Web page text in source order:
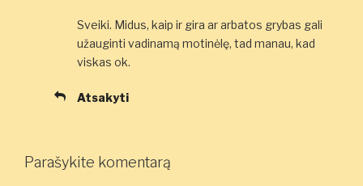
Sveiki. Midus, kaip ir gira ar arbatos grybas gali
užauginti vadinamą motinėlę, tad manau, kad
viskas ok.
Atsakyti
Parašykite komentarą